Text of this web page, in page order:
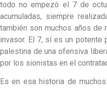
todo no empezó el 7 de
acumuladas, siempre
también son muchos años
invasor. El 7, sí es un potente
palestina de una ofensiva
por los sionistas en el
Es en esa historia de